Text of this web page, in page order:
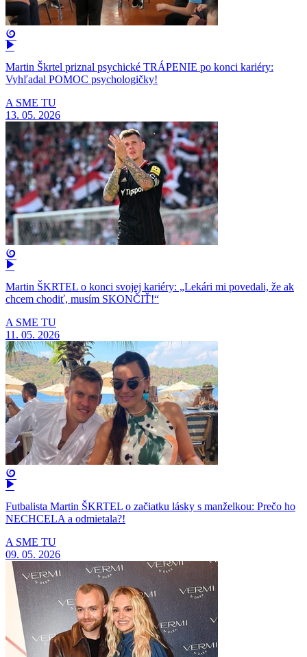
Martin Škrtel priznal psychické TRÁPENIE po konci kariéry:
Vyhľadal POMOC psychologičky!
A SME TU
13. 05. 2026
Martin ŠKRTEL o konci svojej kariéry: „Lekári mi povedali, že ak
chcem chodiť, musím SKONČIŤ!“
A SME TU
11. 05. 2026
Futbalista Martin ŠKRTEL o začiatku lásky s manželkou: Prečo ho
NECHCELA a odmietala?!
A SME TU
09. 05. 2026